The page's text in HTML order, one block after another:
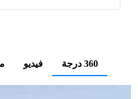
360 درجة فيديو